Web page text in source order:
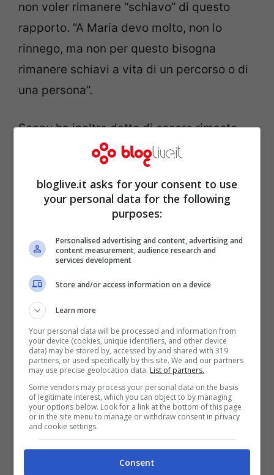
non voler rimanere “schiavo” di questo
rapporto. “A Maria devo molto, non lo
rinnego, ma non per questo bisogna
rimanere schiavi a vita di un percorso o di
una persona”.
Scanu ha inoltre detto di essere rimasto
deluso quando, lo scorso anno, ha dovuto
in perfetta solitudine
in cui il mondo della musica gli aveva
chiuso le porte in faccia. Ed è rimasto male
De Filippi gli ha riservato quando è venuta
a sapere della presa di posizione di Valerio
sul famoso caso Morgan.
bloglive.it asks for your consent to use
your personal data for the following
purposes:
Personalised advertising and content, advertising and
content measurement, audience research and
services development
Store and/or access information on a device
Learn more
Your personal data will be processed and information from
your device (cookies, unique identifiers, and other device
data) may be stored by, accessed by and shared with 319
partners, or used specifically by this site. We and our partners
may use precise geolocation data. List of partners.
Some vendors may process your personal data on the basis
of legitimate interest, which you can object to by managing
your options below. Look for a link at the bottom of this page
or in the site menu to manage or withdraw consent in privacy
and cookie settings.
Consent